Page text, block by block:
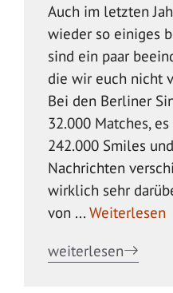
Auch im letzten
wieder so einiges
sind ein paar
die wir euch nicht
Bei den Berliner
32.000 Matches,
242.000 Smiles
Nachrichten
wirklich sehr
von ... Weiterlesen
weiterlesen